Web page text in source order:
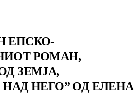
ЕПСКО-
РОМАН,
ЗЕМЈА,
НЕГО” ОД ЕЛЕНА